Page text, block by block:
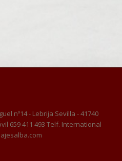
nº14 - Lebrija Sevilla - 41740
659 411 493 Telf. International